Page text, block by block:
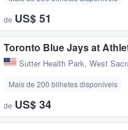
de US$ 51
Toronto Blue Jays at
Sutter Health Park, West
Mais de 200 bilhetes disponíveis
de US$ 34